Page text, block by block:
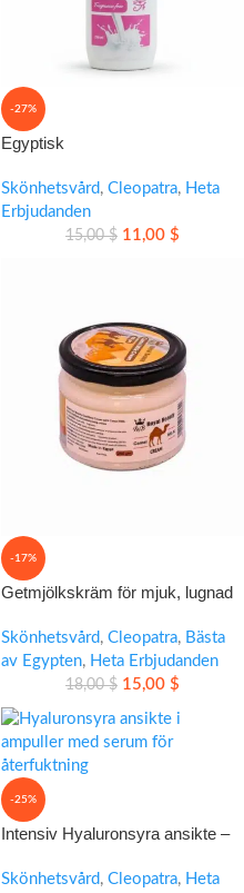
-27%
Egyptisk
mjuk, återfuktad hud
Skönhetsvård, Cleopatra, Heta
Erbjudanden
15,00$ 11,00 $
-17%
Getmjölkskräm för mjuk, lugnad
Skönhetsvård, Cleopatra, Bästa
av Egypten, Heta Erbjudanden
18,00$ 15,00 $
-25%
Intensiv Hyaluronsyra ansikte –
Skönhetsvård, Cleopatra, Heta